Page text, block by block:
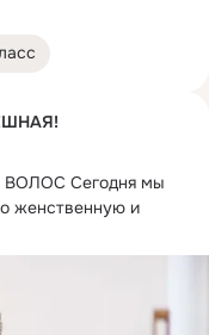
Сегодня мы
женственную и